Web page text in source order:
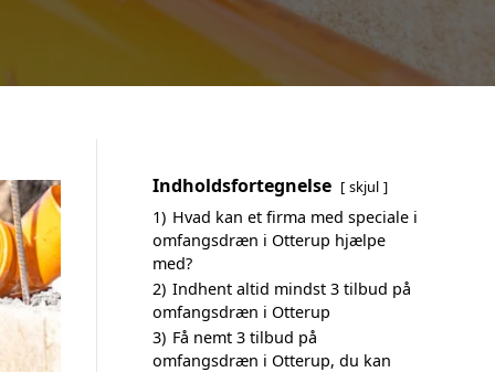
Indholdsfortegnelse skjul
1) Hvad kan et firma med speciale i
omfangsdræn i Otterup hjælpe
med?
2) Indhent altid mindst 3 tilbud på
omfangsdræn i Otterup
3) Få nemt 3 tilbud på
omfangsdræn i Otterup, du kan